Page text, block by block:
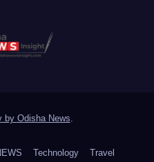
by Odisha News.
Technology Travel